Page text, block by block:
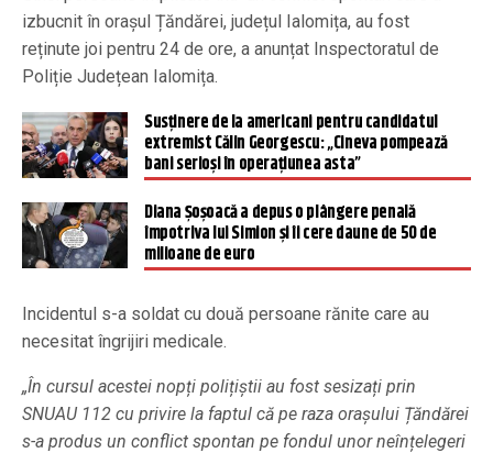
izbucnit în orașul Țăndărei, județul Ialomița, au fost
reținute joi pentru 24 de ore, a anunțat Inspectoratul de
Poliție Județean Ialomița.
Susținere de la americani pentru candidatul
extremist Călin Georgescu: „Cineva pompează
bani serioși în operațiunea asta”
Diana Șoșoacă a depus o plângere penală
împotriva lui Simion și îi cere daune de 50 de
milioane de euro
Incidentul s-a soldat cu două persoane rănite care au
necesitat îngrijiri medicale.
„În cursul acestei nopți polițiștii au fost sesizați prin
SNUAU 112 cu privire la faptul că pe raza orașului Țăndărei
s-a produs un conflict spontan pe fondul unor neînțelegeri